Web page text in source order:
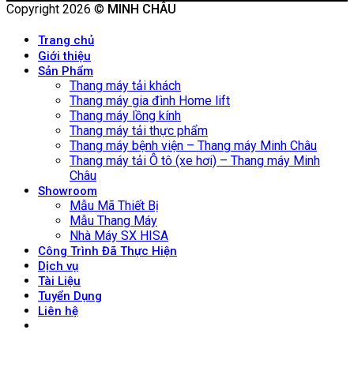
Copyright 2026 © MINH CHÂU
Trang chủ
Giới thiệu
Sản Phẩm
Thang máy tải khách
Thang máy gia đình Home lift
Thang máy lồng kính
Thang máy tải thực phẩm
Thang máy bệnh viện – Thang máy Minh Châu
Thang máy tải Ô tô (xe hơi) – Thang máy Minh
Châu
Showroom
Mẫu Mã Thiết Bị
Mẫu Thang Máy
Nhà Máy SX HISA
Công Trình Đã Thực Hiện
Dịch vụ
Tài Liệu
Tuyển Dụng
Liên hệ